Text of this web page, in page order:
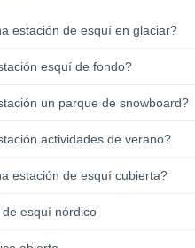
estación de esquí en glaciar?
esquí de fondo?
un parque de snowboard?
actividades de verano?
estación de esquí cubierta?
de esquí nórdico